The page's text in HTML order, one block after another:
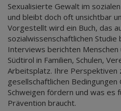
Sexualisierte Gewalt im
und bleibt doch oft unsichtbar
Vorgestellt wird ein Buch, das
sozialwissenschaftlichen
Interviews berichten
Südtirol in Familien, Schulen,
Arbeitsplatz. Ihre Perspektiven
gesellschaftlichen
Schweigen fördern und was es
Prävention braucht.